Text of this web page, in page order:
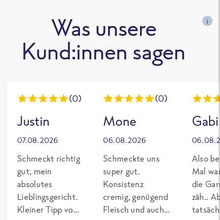
Was unsere
Kund:innen sagen
i
(0)
Justin
07.08.2026
Schmeckt richtig
gut, mein
absolutes
Lieblingsgericht.
Kleiner Tipp von
(0)
Mone
06.08.2026
Schmeckte uns
super gut.
Konsistenz
cremig, genügend
Fleisch und auch
Gabi
Also
Mal
die
zäh..